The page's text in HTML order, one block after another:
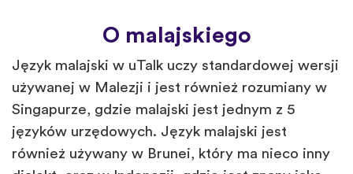
O malajskiego
Język malajski w uTalk uczy standardowej wersji
używanej w Malezji i jest również rozumiany w
Singapurze, gdzie malajski jest jednym z 5
języków urzędowych. Język malajski jest
również używany w Brunei, który ma nieco inny